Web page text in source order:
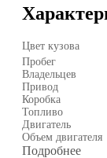
Цвет кузова
Пробег
Владельцев
Привод
Коробка
Топливо
Двигатель
Объем двигателя
Подробнее